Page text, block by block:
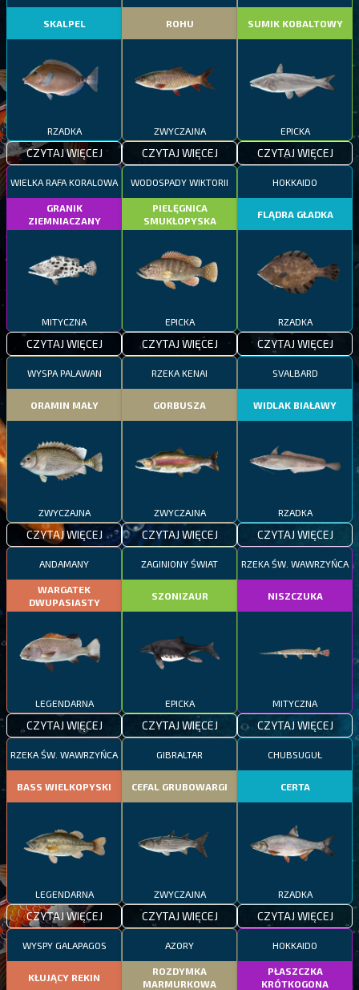
SKALPEL
RZADKA
CZYTAJ WIĘCEJ
ROHU
ZWYCZAJNA
CZYTAJ WIĘCEJ
SUMIK KOBALTOWY
EPICKA
CZYTAJ WIĘCEJ
WIELKA RAFA KORALOWA
GRANIK
ZIEMNIACZANY
MITYCZNA
CZYTAJ WIĘCEJ
WODOSPADY WIKTORII
PIELĘGNICA
SMUKŁOPYSKA
EPICKA
CZYTAJ WIĘCEJ
HOKKAIDO
FLĄDRA GŁADKA
RZADKA
CZYTAJ WIĘCEJ
WYSPA PALAWAN
ORAMIN MAŁY
ZWYCZAJNA
CZYTAJ WIĘCEJ
RZEKA KENAI
GORBUSZA
ZWYCZAJNA
CZYTAJ WIĘCEJ
SVALBARD
WIDLAK BIAŁAWY
RZADKA
CZYTAJ WIĘCEJ
ANDAMANY
WARGATEK
DWUPASIASTY
LEGENDARNA
CZYTAJ WIĘCEJ
ZAGINIONY ŚWIAT
SZONIZAUR
EPICKA
CZYTAJ WIĘCEJ
RZEKA ŚW. WAWRZYŃCA
NISZCZUKA
MITYCZNA
CZYTAJ WIĘCEJ
RZEKA ŚW. WAWRZYŃCA
BASS WIELKOPYSKI
LEGENDARNA
CZYTAJ WIĘCEJ
GIBRALTAR
CEFAL GRUBOWARGI
ZWYCZAJNA
CZYTAJ WIĘCEJ
CHUBSUGUŁ
CERTA
RZADKA
CZYTAJ WIĘCEJ
WYSPY GALAPAGOS
KŁUJĄCY REKIN
AZORY
ROZDYMKA
MARMURKOWA
HOKKAIDO
PŁASZCZKA
KRÓTKOGONA